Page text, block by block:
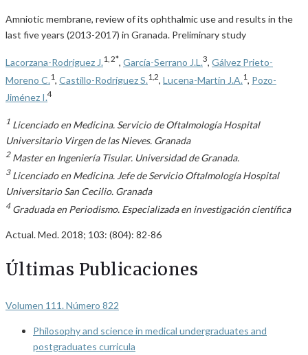
Amniotic membrane, review of its ophthalmic use and results in the
last five years (2013-2017) in Granada. Preliminary study
Lacorzana-Rodríguez J.1, 2*, García-Serrano J.L.3, Gálvez Prieto-
Moreno C. 1 Castillo-Rodríguez S. 1,2 Lucena-Martín J.A. 1
Pozo-
Jiménez I.4
1 Licenciado en Medicina. Servicio de Oftalmología Hospital
Universitario Virgen de las Nieves. Granada
2Master en Ingeniería Tisular. Universidad de Granada.
3Licenciado en Medicina. Jefe de Servicio Oftalmología Hospital
Universitario San Cecilio. Granada
4Graduada en Periodismo. Especializada en investigación científica
Actual. Med. 2018; 103: (804): 82-86
Últimas Publicaciones
Volumen 111. Número 822
Philosophy and science in medical undergraduates and
postgraduates curricula